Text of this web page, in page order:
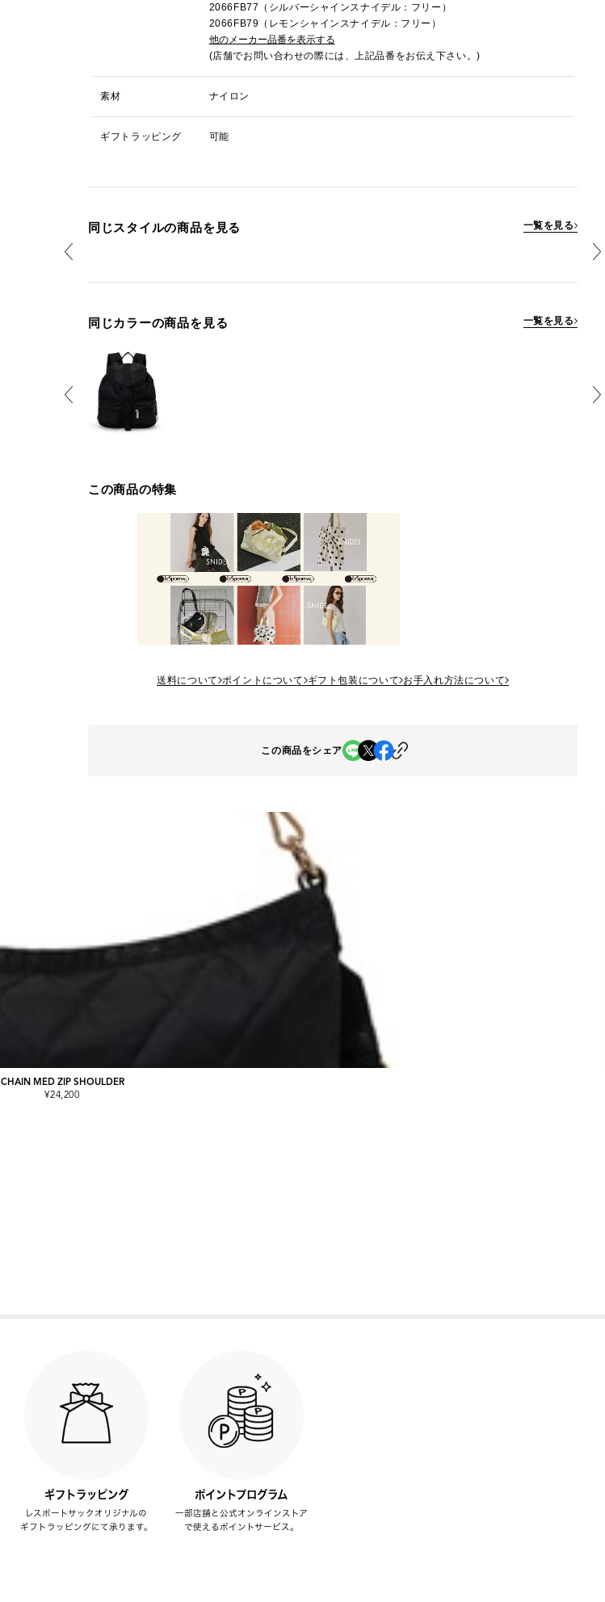
2066FB77（シルバーシャインスナイデル：フリー）
2066FB79（レモンシャインスナイデル：フリー）
他のメーカー品番を表示する
(店舗でお問い合わせの際には、上記品番をお伝え下さい。)
素材 ナイロン
ギフトラッピング 可能
同じスタイルの商品を見る 一覧を見る
同じカラーの商品を見る 一覧を見る
この商品の特集
送料について ポイントについて ギフト包装について お手入れ方法について
この商品をシェア
CHAIN MED ZIP SHOULDER
¥24,200
ギフトラッピング
レスポートサックオリジナルの
ギフトラッピングにて承ります。
ポイントプログラム
一部店舗と公式オンラインストア
で使えるポイントサービス。